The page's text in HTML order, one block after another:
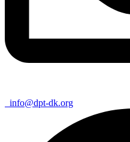
info@dpt-dk.org